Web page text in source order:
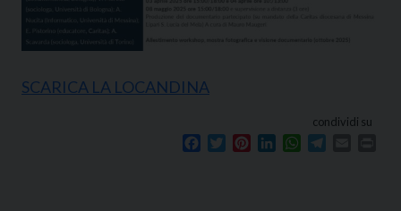
SCARICA LA LOCANDINA
condividi su
Facebook
TwitterPinterestLinkedInWhatsApp